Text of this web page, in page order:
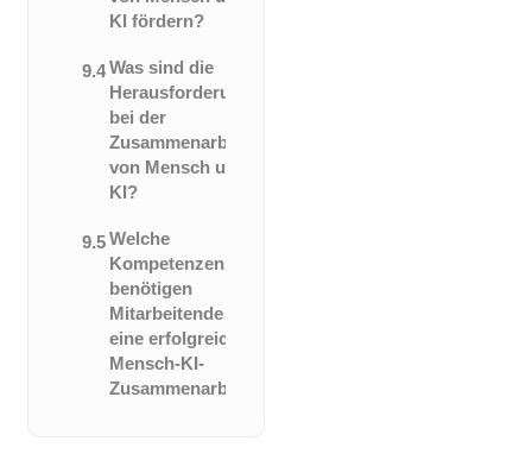
KI fördern?
9.4Was sind die
Herausforderungen
bei der
Zusammenarbeit
von Mensch und
KI?
9.5Welche
Kompetenzen
benötigen
Mitarbeitende für
eine erfolgreiche
Mensch-KI-
Zusammenarbeit?